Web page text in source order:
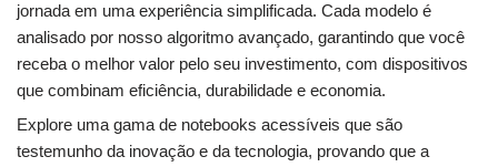
jornada em uma experiência simplificada. Cada modelo é
analisado por nosso algoritmo avançado, garantindo que você
receba o melhor valor pelo seu investimento, com dispositivos
que combinam eficiência, durabilidade e economia.
Explore uma gama de notebooks acessíveis que são
testemunho da inovação e da tecnologia, provando que a